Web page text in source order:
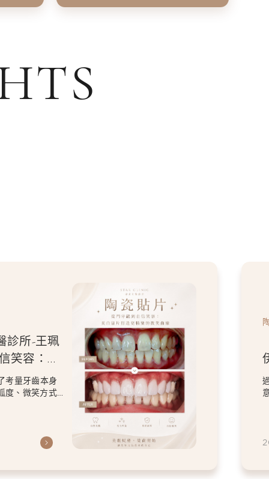
診所-王珮
笑容：美
笑曲線
考量牙齒本身
度、微笑方式